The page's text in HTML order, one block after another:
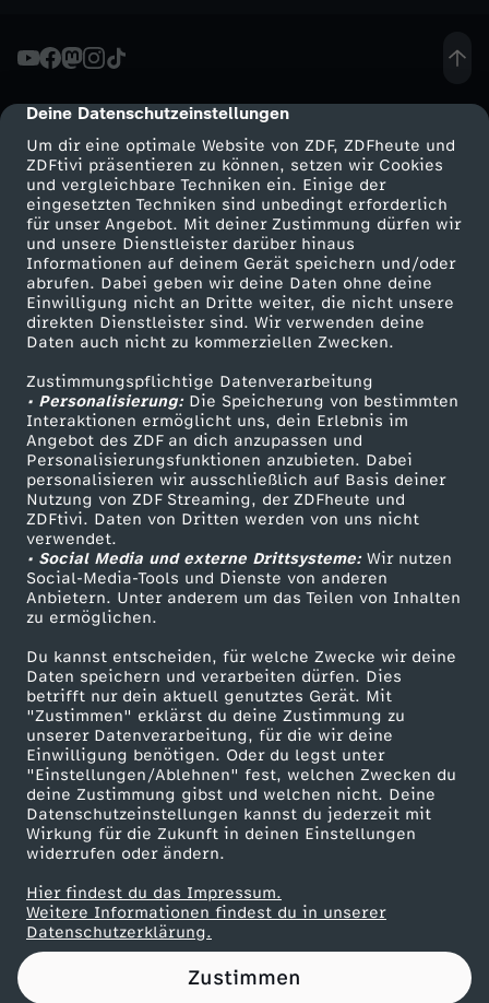
cmp-dialog-description
Deine Datenschutzeinstellungen
Um dir eine optimale Website von ZDF, ZDFheute und
ZDFtivi präsentieren zu können, setzen wir Cookies
und vergleichbare Techniken ein. Einige der
eingesetzten Techniken sind unbedingt erforderlich
für unser Angebot. Mit deiner Zustimmung dürfen wir
und unsere Dienstleister darüber hinaus
Informationen auf deinem Gerät speichern und/oder
abrufen. Dabei geben wir deine Daten ohne deine
Einwilligung nicht an Dritte weiter, die nicht unsere
direkten Dienstleister sind. Wir verwenden deine
Daten auch nicht zu kommerziellen Zwecken.
Zustimmungspflichtige Datenverarbeitung
• Personalisierung:Die Speicherung von bestimmten
Interaktionen ermöglicht uns, dein Erlebnis im
Angebot des ZDF an dich anzupassen und
Personalisierungsfunktionen anzubieten. Dabei
personalisieren wir ausschließlich auf Basis deiner
Nutzung von ZDF Streaming, der ZDFheute und
ZDFtivi. Daten von Dritten werden von uns nicht
verwendet.
• Social Media und externe Drittsysteme:Wir nutzen
Social-Media-Tools und Dienste von anderen
Anbietern. Unter anderem um das Teilen von Inhalten
zu ermöglichen.
Du kannst entscheiden, für welche Zwecke wir deine
Daten speichern und verarbeiten dürfen. Dies
betrifft nur dein aktuell genutztes Gerät. Mit
"Zustimmen" erklärst du deine Zustimmung zu
unserer Datenverarbeitung, für die wir deine
Einwilligung benötigen. Oder du legst unter
"Einstellungen/Ablehnen" fest, welchen Zwecken du
deine Zustimmung gibst und welchen nicht. Deine
Datenschutzeinstellungen kannst du jederzeit mit
Wirkung für die Zukunft in deinen Einstellungen
widerrufen oder ändern.
Hier findest du das Impressum.
Weitere Informationen findest du in unserer
Datenschutzerklärung.
Zustimmen
n
s
p
e
n
d
e
r
d
e
r
A
f
D
:
V
e
r
Mehr ZDF
ZDF-Apps
Smart TV
ZDFtext
Livestreams
Sendungen A-Z
TV-Programm
Service
ZDFmitreden
Kontakt zum ZDF
Tickets
Zuschauerservice
Hilfe
ZDF Unternehmen
Karriere
ZDF goes Schule
Werbefernsehen
Mainzelmännchen
Partner